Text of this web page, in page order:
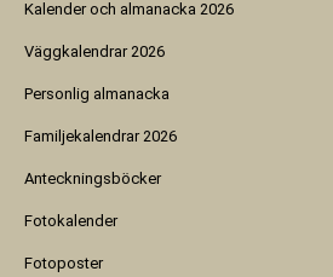
Kalender och almanacka 2026
Väggkalendrar 2026
Personlig almanacka
Familjekalendrar 2026
Anteckningsböcker
Fotokalender
Fotoposter